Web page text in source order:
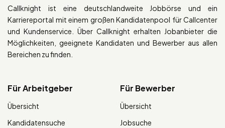
Callknight ist eine deutschlandweite Jobbörse und ein
Karriereportal mit einem großen Kandidatenpool für Callcenter
und Kundenservice. Über Callknight erhalten Jobanbieter die
Möglichkeiten, geeignete Kandidaten und Bewerber aus allen
Bereichen zu finden.
Für Arbeitgeber
Übersicht
Kandidatensuche
Für Bewerber
Übersicht
Jobsuche